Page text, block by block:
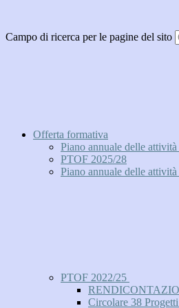
Campo di ricerca per le pagine del sito
Offerta formativa
Piano annuale delle
PTOF 2025/28
Piano annuale delle
PTOF 2022/25
Circolare 38